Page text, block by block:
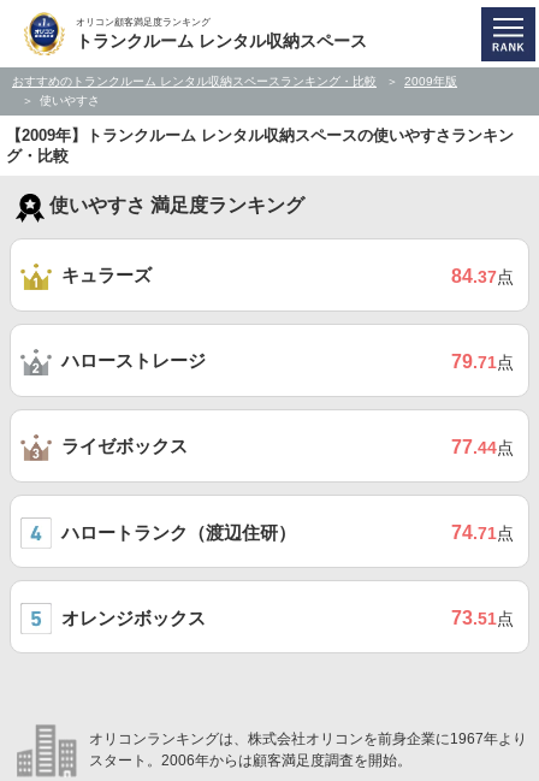
オリコン顧客満足度ランキング
トランクルーム レンタル収納スペース
おすすめのトランクルーム レンタル収納スペースランキング・比較
2009年版
使いやすさ
【2009年】トランクルーム レンタル収納スペースの使いやすさランキン
グ・比較
使いやすさ 満足度ランキング
キュラーズ 84.37点
ハローストレージ 79.71点
ライゼボックス 77.44点
ハロートランク（渡辺住研） 74.71点
オレンジボックス 73.51点
オリコンランキングは、株式会社オリコンを前身企業に1967年より
スタート。2006年からは顧客満足度調査を開始。